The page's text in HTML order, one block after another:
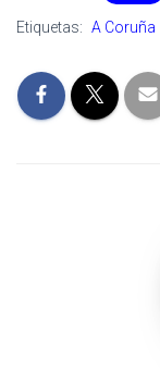
Etiquetas: A Coruña